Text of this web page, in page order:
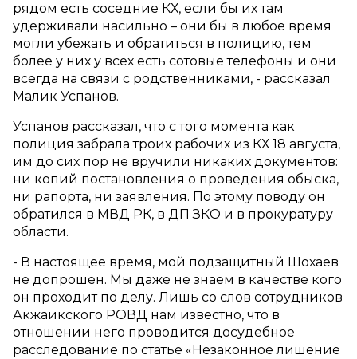
рядом есть соседние КХ, если бы их там
удерживали насильно – они бы в любое время
могли убежать и обратиться в полицию, тем
более у них у всех есть сотовые телефоны и они
всегда на связи с родственниками, - рассказал
Малик Успанов.
Успанов рассказал, что с того момента как
полиция забрала троих рабочих из КХ 18 августа,
им до сих пор не вручили никаких документов:
ни копий постановления о проведения обыска,
ни рапорта, ни заявления. По этому поводу он
обратился в МВД РК, в ДП ЗКО и в прокуратуру
области.
- В настоящее время, мой подзащитный Шохаев
не допрошен. Мы даже не знаем в качестве кого
он проходит по делу. Лишь со слов сотрудников
Акжаикского РОВД нам известно, что в
отношении него проводится досудебное
расследование по статье «Незаконное лишение